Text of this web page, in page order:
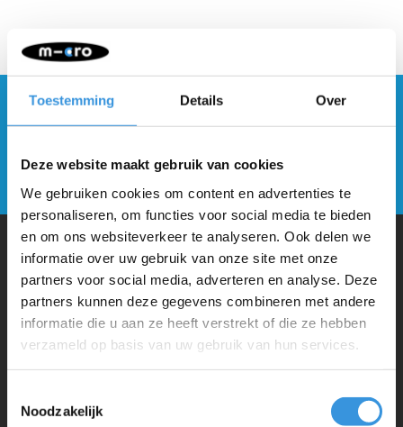
Toestemming Details Over
Deze website maakt gebruik van cookies
We gebruiken cookies om content en advertenties te
personaliseren, om functies voor social media te bieden
en om ons websiteverkeer te analyseren. Ook delen we
informatie over uw gebruik van onze site met onze
partners voor social media, adverteren en analyse. Deze
partners kunnen deze gegevens combineren met andere
informatie die u aan ze heeft verstrekt of die ze hebben
verzameld op basis van uw gebruik van hun services.
Noodzakelijk
Blijf op de hoogte en schrijf je in voor onze
nieuwsbrief
Waarom Micro Step?
Micro Mobility is de uitvinder van de compacte vouwstep en de
veiligheid en zeer duurzaam. Elk onderdeel is los te vervangen. Je